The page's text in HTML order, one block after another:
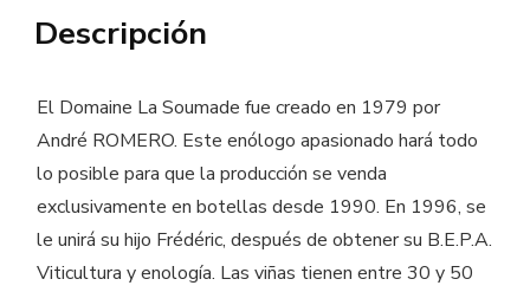
Descripción
El Domaine La Soumade fue creado en 1979 por
André ROMERO. Este enólogo apasionado hará todo
lo posible para que la producción se venda
exclusivamente en botellas desde 1990. En 1996, se
le unirá su hijo Frédéric, después de obtener su B.E.P.A.
Viticultura y enología. Las viñas tienen entre 30 y 50